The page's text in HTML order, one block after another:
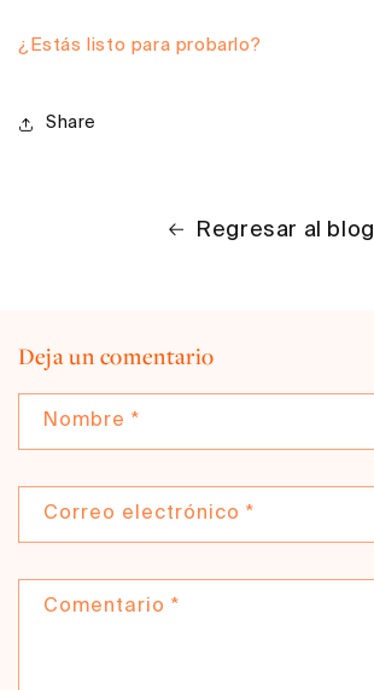
¿Estás listo para probarlo?
Share
Regresar al blog
Deja un comentario
Nombre *
Correo electrónico *
Comentario *